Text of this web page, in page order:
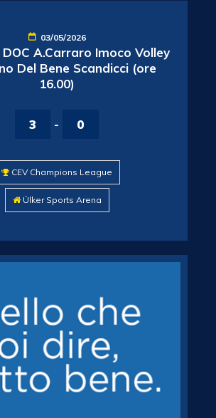
03/05/2026
A.Carraro Imoco Volley
Del Bene Scandicci (ore
16.00)
3 - 0
CEV Champions League
Ülker Sports Arena